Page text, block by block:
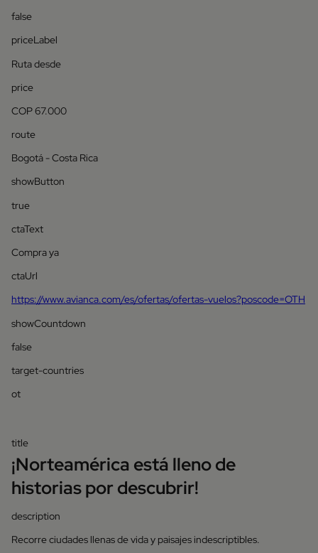
false
priceLabel
Ruta desde
price
COP 67.000
route
Bogotá - Costa Rica
showButton
true
ctaText
Compra ya
ctaUrl
https://www.avianca.com/es/ofertas/ofertas-vuelos?poscode=OTH
showCountdown
false
target-countries
ot
title
¡Norteamérica está lleno de
historias por descubrir!
description
Recorre ciudades llenas de vida y paisajes indescriptibles.